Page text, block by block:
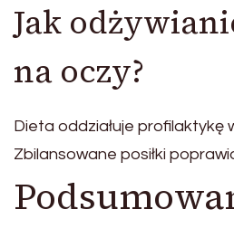
Jak
na oczy?
Dieta oddziałuje profilaktykę
Zbilansowane posiłki